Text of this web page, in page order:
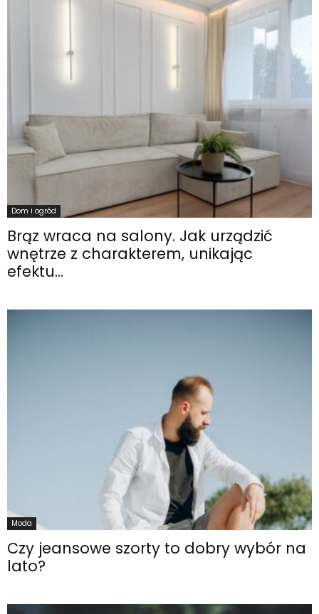
Dom i ogród
Brąz wraca na salony. Jak urządzić
wnętrze z charakterem, unikając
efektu...
Moda
Czy jeansowe szorty to dobry wybór na
lato?